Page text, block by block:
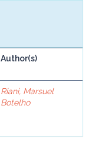
Author(s)
Riani, Marsuel
Botelho